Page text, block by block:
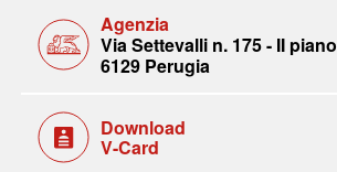
Agenzia
Via Settevalli n. 175 - II piano
6129 Perugia
Download
V-Card